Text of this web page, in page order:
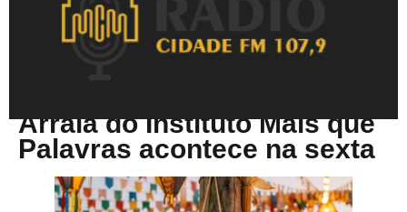
Arraiá do Instituto Mais que
Palavras acontece na sexta